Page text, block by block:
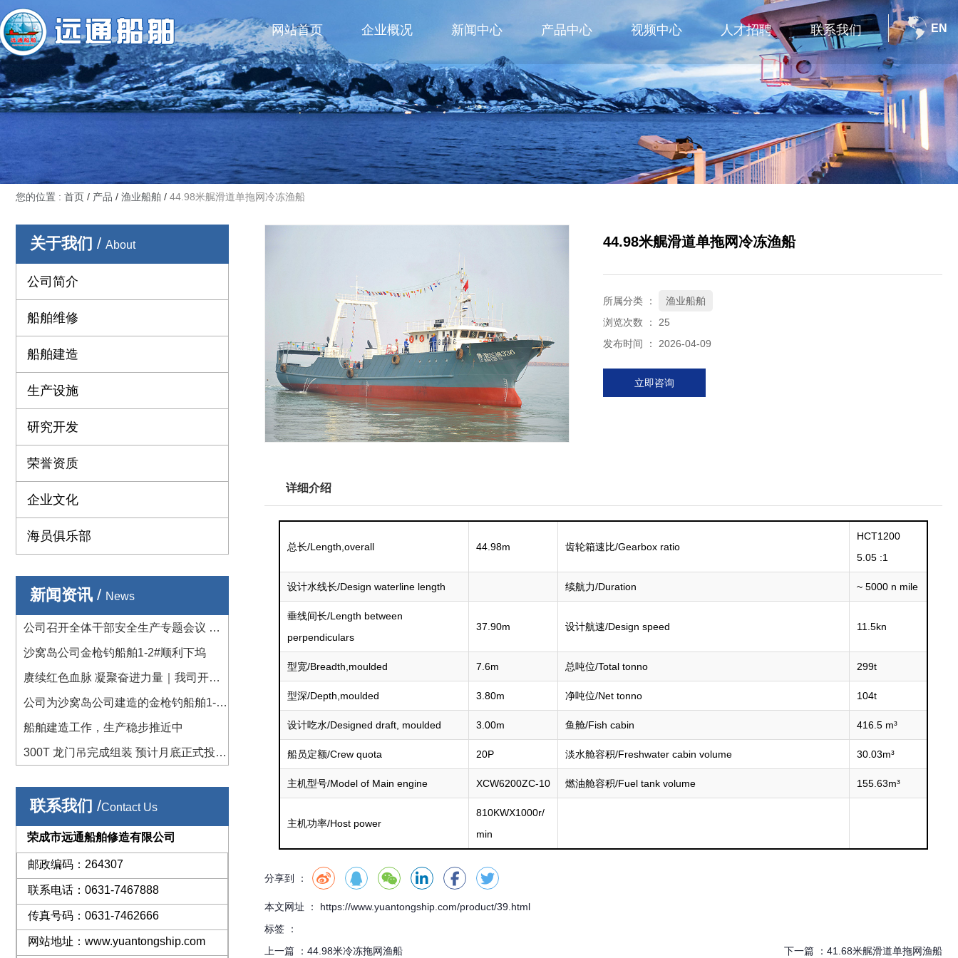
网站首页 企业概况 新闻中心 产品中心 视频中心 人才招聘 联系我们 EN
您的位置 : 首页 / 产品 / 渔业船舶 / 44.98米艉滑道单拖网冷冻渔船
关于我们 / About
公司简介
船舶维修
船舶建造
生产设施
研究开发
荣誉资质
企业文化
海员俱乐部
新闻资讯 / News
公司召开全体干部安全生产专题会议 从
严筑牢修造作业安全防线
沙窝岛公司金枪钓船舶1-2#顺利下坞
赓续红色血脉 凝聚奋进力量｜我司开展
“七一” 红色教育系列主题活动
公司为沙窝岛公司建造的金枪钓船舶1-
2#坞台工作已完成，近日下坞。
船舶建造工作，生产稳步推近中
300T 龙门吊完成组装 预计月底正式投入
联系我们 /Contact Us
荣成市远通船舶修造有限公司
邮政编码：264307
联系电话：0631-7467888
传真号码：0631-7462666
网站地址：www.yuantongship.com
44.98米艉滑道单拖网冷冻渔船
所属分类 ：
渔业船舶
浏览次数 ： 25
发布时间 ： 2026-04-09
立即咨询
详细介绍
总长/Length,overall 44.98m 齿轮箱速比/Gearbox ratio
HCT1200
5.05 :1
设计水线长/Design waterline length 续航力/Duration ~ 5000 n mile
垂线间长/Length between
perpendiculars
37.90m 设计航速/Design speed 11.5kn
型宽/Breadth,moulded 7.6m 总吨位/Total tonno 299t
型深/Depth,moulded 3.80m 净吨位/Net tonno 104t
设计吃水/Designed draft, moulded 3.00m 鱼舱/Fish cabin 416.5 m³
船员定额/Crew quota 20P 淡水舱容积/Freshwater cabin volume 30.03m³
主机型号/Model of Main engine XCW6200ZC-10 燃油舱容积/Fuel tank volume 155.63m³
主机功率/Host power
810KWX1000r/
min
分享到 ：
本文网址 ： https://www.yuantongship.com/product/39.html
标签 ：
上一篇 ： 44.98米冷冻拖网渔船 下一篇 ： 41.68米艉滑道单拖网渔船